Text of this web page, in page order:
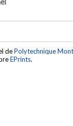
dePolytechnique
EPrints.